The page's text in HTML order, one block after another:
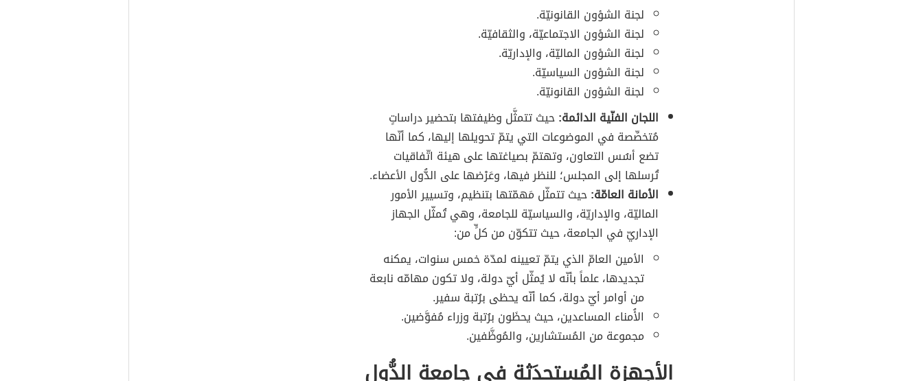
لجنة الشؤون القانونيّة.
لجنة الشؤون الاجتماعيّة، والثقافيّة.
لجنة الشؤون الماليّة، والإداريّة.
لجنة الشؤون السياسيّة.
لجنة الشؤون القانونيّة.
اللجان الفنّية الدائمة:حيث تتمثَّل وظيفتها بتحضير دراساتٍ
مُتخصِّصة في الموضوعات التي يتمّ تحويلها إليها، كما أنّها
تضع أسُس التعاون، وتهتمّ بصياغتها على هيئة اتّفاقيات
تُرسلها إلى المجلس؛ للنظر فيها، وعَرْضها على الدُّول الأعضاء.
الأمانة العامّة:حيث تتمثّل مَهمّتها بتنظيم، وتسيير الأمور
الماليّة، والإداريّة، والسياسيّة للجامعة، وهي تُمثّل الجهاز
الإداريّ في الجامعة، حيث تتكوّن من كلٍّ من:
الأمين العامّ الذي يتمّ تعيينه لمدّة خمس سنوات، يمكنه
تجديدها، علماً بأنّه لا يُمثّل أيّ دولة، ولا تكون مهامّه نابعة
من أوامر أيّ دولة، كما أنّه يحظى برُتبة سفير.
الأُمناء المساعدين، حيث يحظَون برُتبة وزراء مُفوَّضين.
مجموعة من المُستشارين، والمُوظَّفين.
الأجهزة المُستحدَثة في جامعة الدُّول